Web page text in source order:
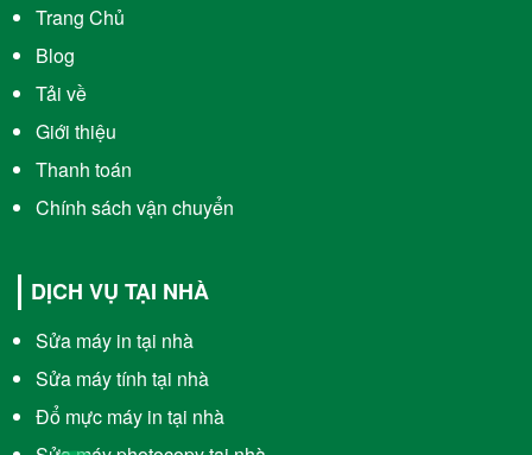
Trang Chủ
Blog
Tải về
Giới thiệu
Thanh toán
Chính sách vận chuyển
DỊCH VỤ TẠI NHÀ
Sửa máy in tại nhà
Sửa máy tính tại nhà
Đổ mực máy in tại nhà